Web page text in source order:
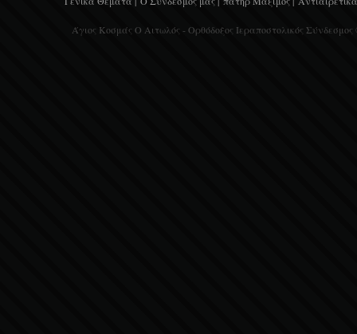
Άγιος Κοσμάς Ο Αιτωλός - Ορθόδοξος Ιεραποστολικός